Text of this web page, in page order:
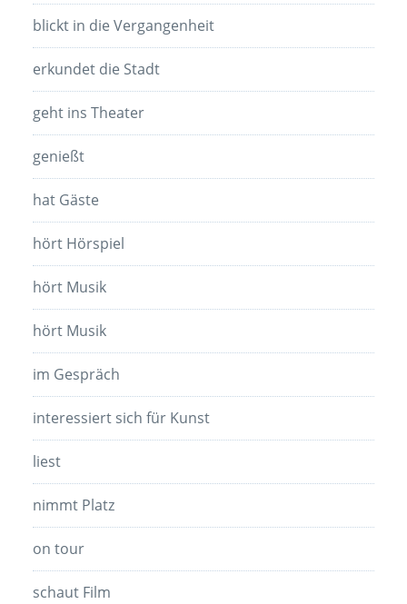
blickt in die Vergangenheit
erkundet die Stadt
geht ins Theater
genießt
hat Gäste
hört Hörspiel
hört Musik
hört Musik
im Gespräch
interessiert sich für Kunst
liest
nimmt Platz
on tour
schaut Film